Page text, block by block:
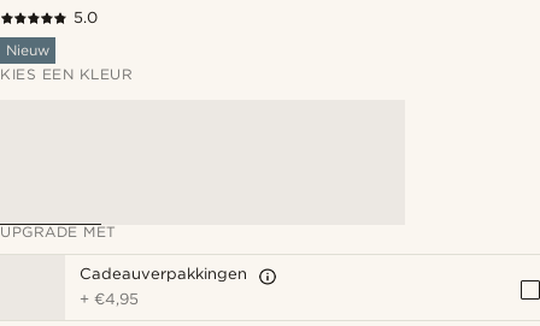
5.0
Nieuw
KIES EEN KLEUR
UPGRADE MET
Cadeauverpakkingen
+€4,95